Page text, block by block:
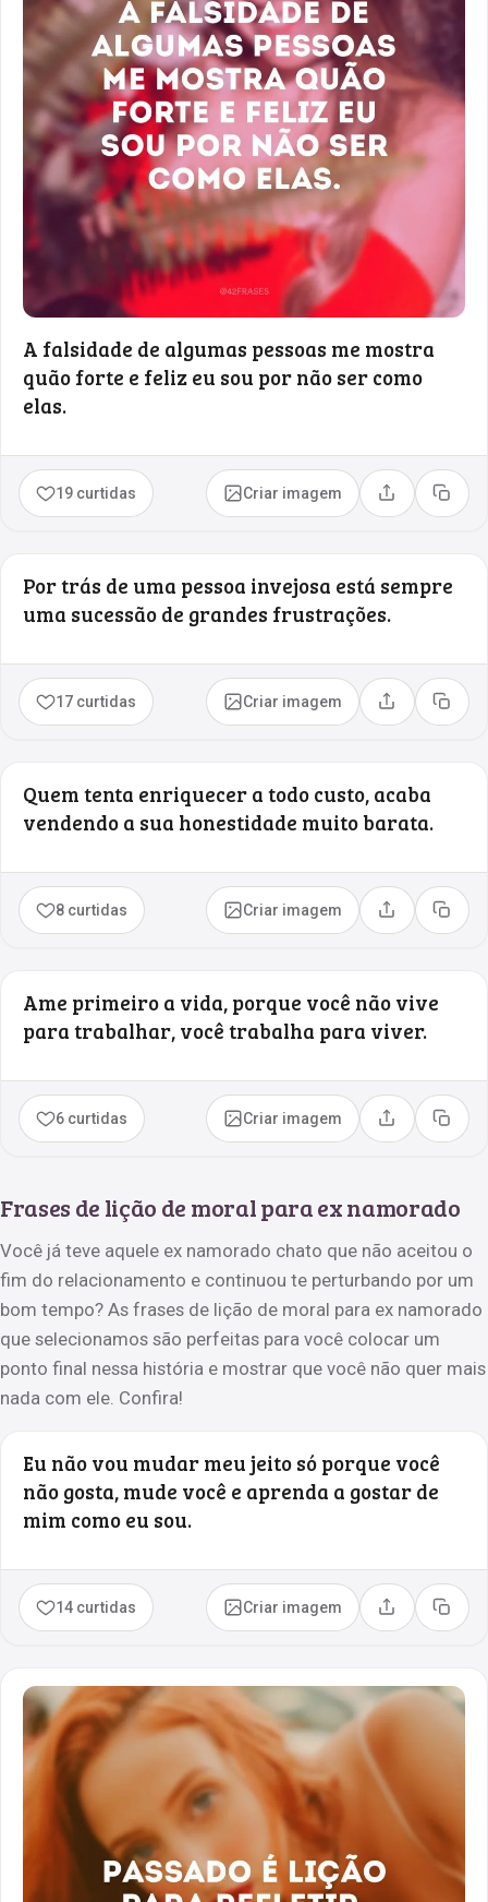
A falsidade de algumas pessoas me mostra
quão forte e feliz eu sou por não ser como
elas.
19 curtidas Criar imagem Compartilhar
Copiar
Por trás de uma pessoa invejosa está sempre
uma sucessão de grandes frustrações.
17 curtidas Criar imagem Compartilhar
Copiar
Quem tenta enriquecer a todo custo, acaba
vendendo a sua honestidade muito barata.
8 curtidas Criar imagem Compartilhar
Copiar
Ame primeiro a vida, porque você não vive
para trabalhar, você trabalha para viver.
6 curtidas Criar imagem Compartilhar
Copiar
Frases de lição de moral para ex namorado
Você já teve aquele ex namorado chato que não aceitou o
fim do relacionamento e continuou te perturbando por um
bom tempo? As frases de lição de moral para ex namorado
que selecionamos são perfeitas para você colocar um
ponto final nessa história e mostrar que você não quer mais
nada com ele. Confira!
Eu não vou mudar meu jeito só porque você
não gosta, mude você e aprenda a gostar de
mim como eu sou.
14 curtidas Criar imagem Compartilhar
Copiar